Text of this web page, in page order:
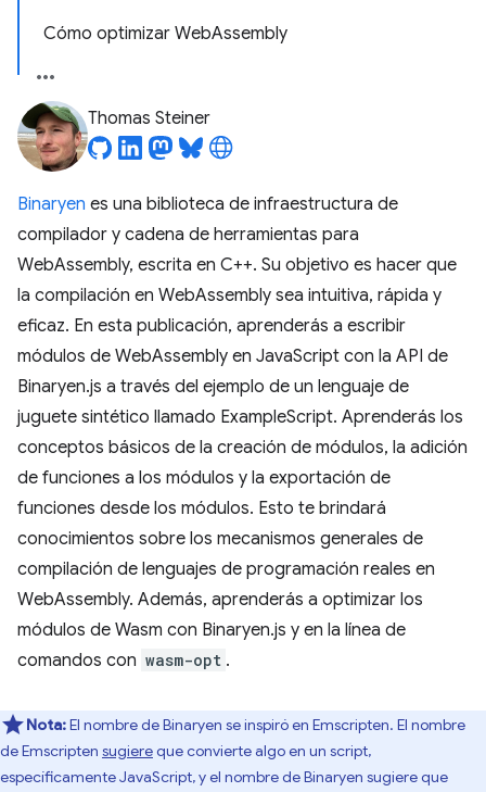
Cómo optimizar WebAssembly
Thomas Steiner
Binaryen es una biblioteca de infraestructura de
compilador y cadena de herramientas para
WebAssembly, escrita en C++. Su objetivo es hacer que
la compilación en WebAssembly sea intuitiva, rápida y
eficaz. En esta publicación, aprenderás a escribir
módulos de WebAssembly en JavaScript con la API de
Binaryen.js a través del ejemplo de un lenguaje de
juguete sintético llamado ExampleScript. Aprenderás los
conceptos básicos de la creación de módulos, la adición
de funciones a los módulos y la exportación de
funciones desde los módulos. Esto te brindará
conocimientos sobre los mecanismos generales de
compilación de lenguajes de programación reales en
WebAssembly. Además, aprenderás a optimizar los
módulos de Wasm con Binaryen.js y en la línea de
comandos con wasm-opt .
Nota:El nombre de Binaryen se inspiró en Emscripten. El nombre
de Emscripten sugiereque convierte algo en un script,
específicamente JavaScript, y el nombre de Binaryen sugiere que